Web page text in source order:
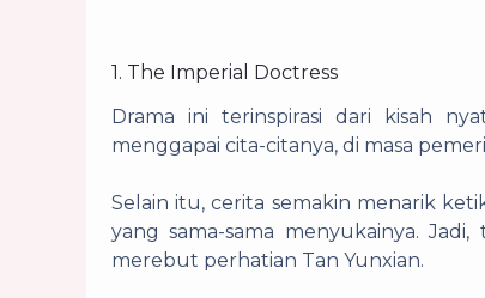
1. The Imperial Doctress
Drama ini terinspirasi dari kisah
menggapai cita-citanya, di masa
Selain itu, cerita semakin menarik
yang sama-sama menyukainya.
merebut perhatian Tan Yunxian.